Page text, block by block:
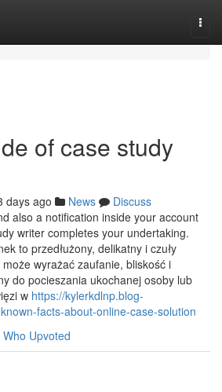
of case study
days ago News
Discuss
also a notification inside your account
writer completes your undertaking.
to przedłużony, delikatny i czuły
wyrażać zaufanie, bliskość i
do pocieszania ukochanej osoby lub
w https://kylerkdlnp.blog-
facts-about-online-case-solution
Who Upvoted